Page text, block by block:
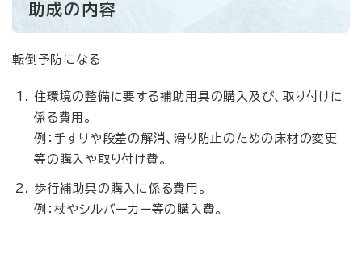
助成の内容
転倒予防になる
住環境の整備に要する補助用具の購入及び、取り付けに
係る費用。
例：手すりや段差の解消、滑り防止のための床材の変更
等の購入や取り付け費。
歩行補助具の購入に係る費用。
例：杖やシルバーカー等の購入費。